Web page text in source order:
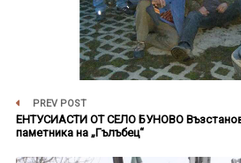
PREV POST
ЕНТУСИАСТИ ОТ СЕЛО БУНОВО
паметника на „Гълъбец“